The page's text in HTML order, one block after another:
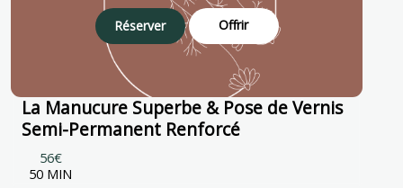
Réserver Offrir
La Manucure Superbe & Pose de Vernis
Semi-Permanent Renforcé
56€
50 MIN